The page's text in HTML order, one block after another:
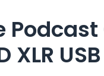
XLR